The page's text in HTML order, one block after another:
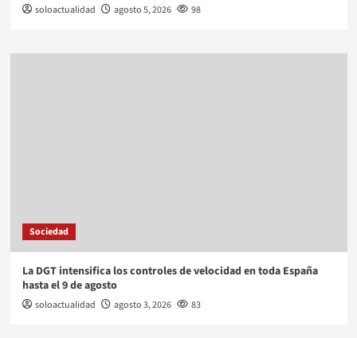
soloactualidad agosto 5, 2026 98
Sociedad
La DGT intensifica los controles de velocidad en toda España
hasta el 9 de agosto
soloactualidad agosto 3, 2026 83